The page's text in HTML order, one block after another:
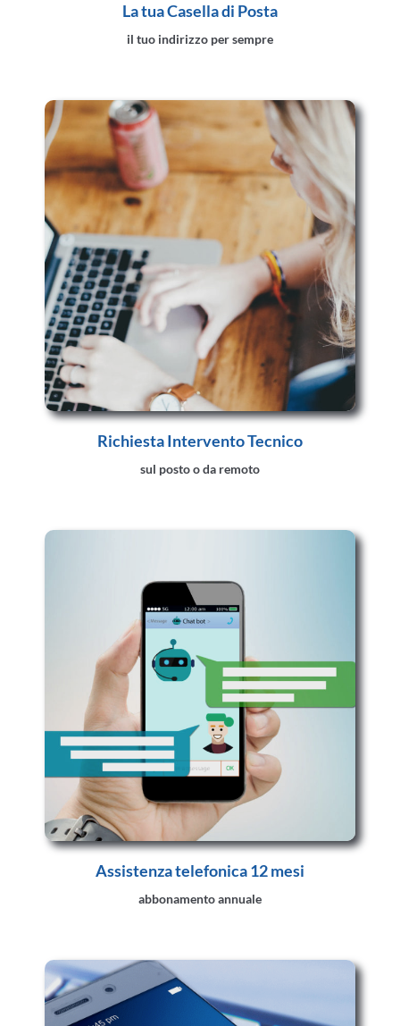
La tua Casella di Posta
il tuo indirizzo per sempre
Richiesta Intervento Tecnico
sul posto o da remoto
Assistenza telefonica 12 mesi
abbonamento annuale